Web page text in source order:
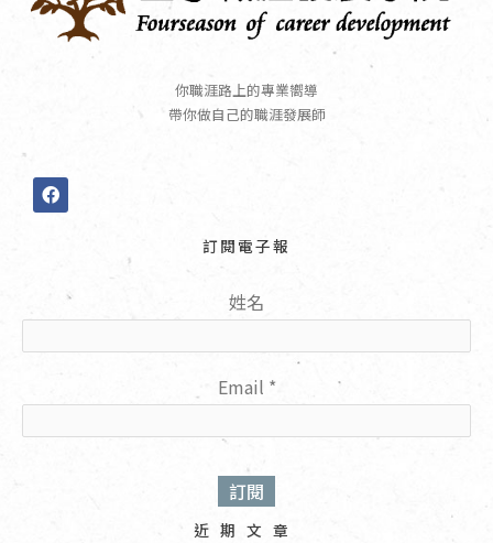
你職涯路上的專業嚮導
帶你做自己的職涯發展師
F
a
c
訂閱電子報
姓名
Email *
近期文章